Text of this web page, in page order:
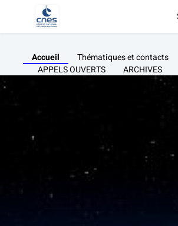
Accueil Thématiques et contacts
APPELS OUVERTS
ARCHIVES